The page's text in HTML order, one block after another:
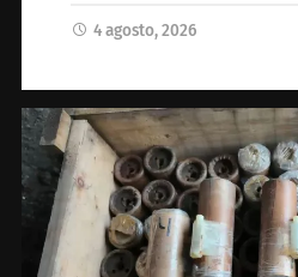
4 agosto, 2026